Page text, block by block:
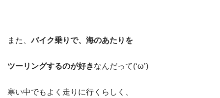
また、バイク乗りで、海のあたりを
ツーリングするのが好きなんだって(‘ω’)
寒い中でもよく走りに行くらしく、